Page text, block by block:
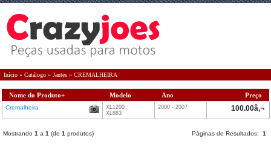
Início » Catálogo » Jantes » CREMALHEIRA
Nome do Produto+ Modelo Ano Preço
Cremalheira
XL1200
XL883
2000 - 2007 100.00â‚¬
Mostrando 1 a 1 (de 1 produtos) Páginas de Resultados: 1